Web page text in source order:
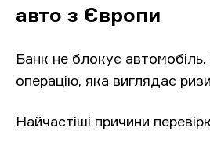
авто з Європи
Банк не блокує
операцію, яка виглядає
Найчастіші причини